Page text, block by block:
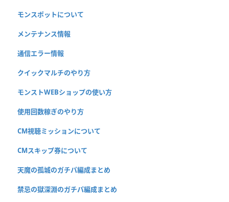
モンスポットについて
メンテナンス情報
通信エラー情報
クイックマルチのやり方
モンストWEBショップの使い方
使用回数稼ぎのやり方
CM視聴ミッションについて
CMスキップ券について
天魔の孤城のガチパ編成まとめ
禁忌の獄深淵のガチパ編成まとめ